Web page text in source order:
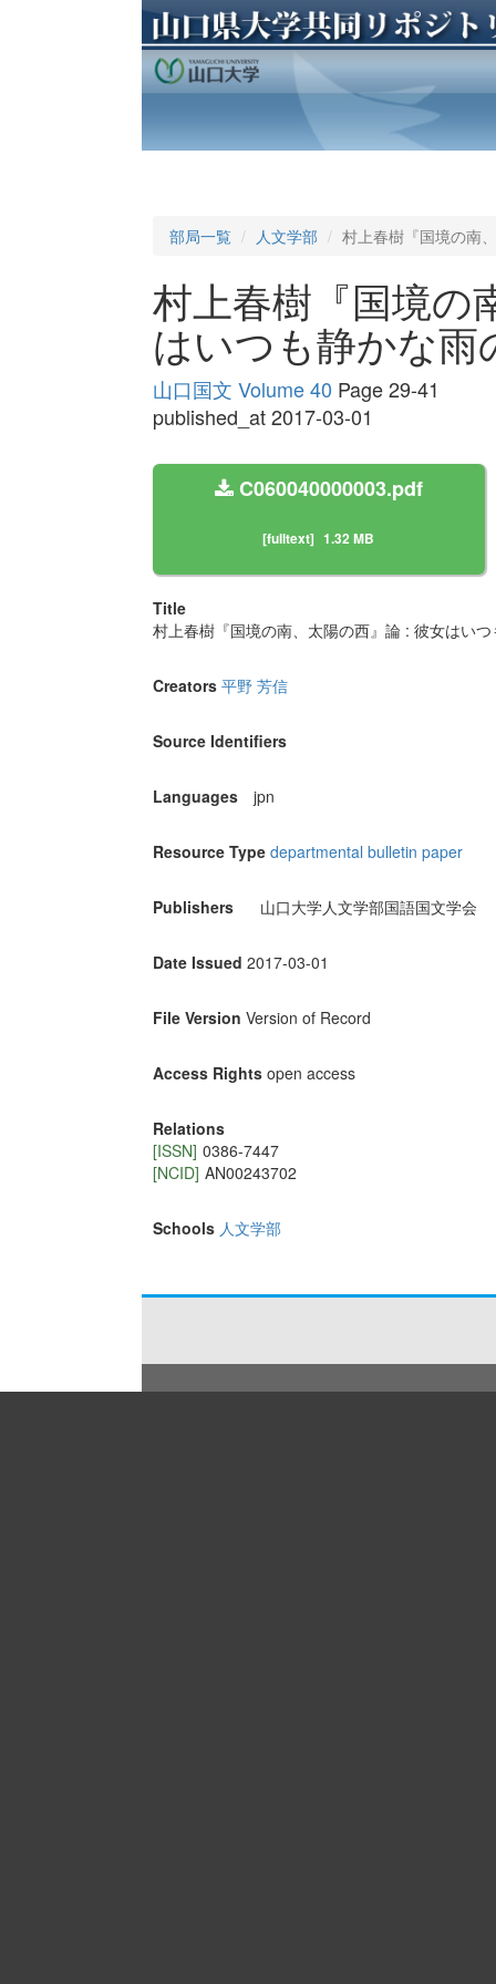
部局一覧 人文学部 村上春樹『国境の南
村上春樹『国境の
はいつも静かな
山口国文 Volume 40 Page 29-41
published_at 2017-03-01
C060040000003.pdf
[fulltext] 1.32 MB
Title
村上春樹『国境の南、太陽の西』論 : 彼女はい
Creators 平野 芳信
Source Identifiers
Languages jpn
Resource Type departmental bulletin paper
Publishers 山口大学人文学部国語国文学会
Date Issued 2017-03-01
File Version Version of Record
Access Rights open access
Relations
[ISSN] 0386-7447
[NCID] AN00243702
Schools 人文学部